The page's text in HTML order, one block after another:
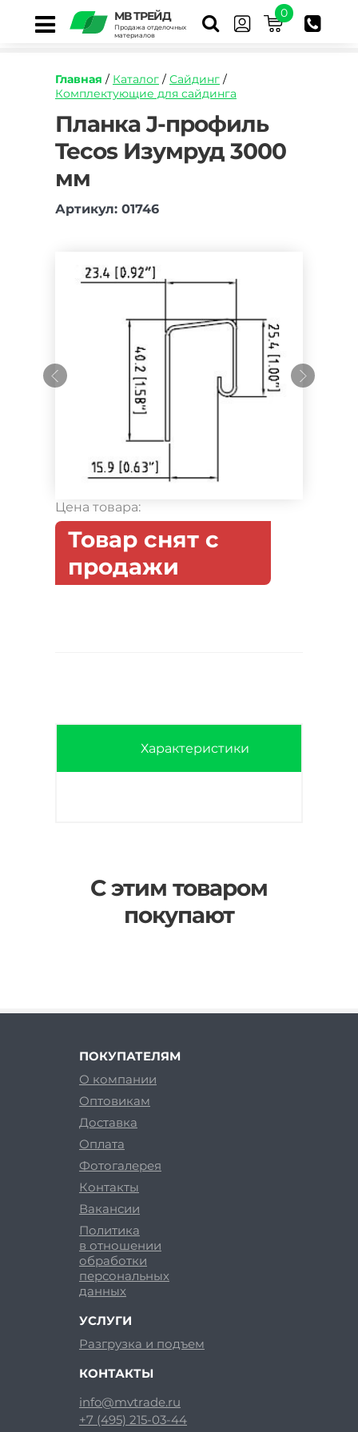
МВ ТРЕЙД
Продажа отделочных
материалов
0
Главная / Каталог / Сайдинг /
Комплектующие для сайдинга
https://mvtrade.ru/images/id/normal/planka-
j-
profil-
tecos-
izumrud-
mm.jpg
Планка J-профиль
Tecos Изумруд 3000
мм
Артикул: 01746
Цена товара:
Товар снят с
продажи
Характеристики
С этим товаром
покупают
ПОКУПАТЕЛЯМ
О компании
Оптовикам
Доставка
Оплата
Фотогалерея
Контакты
Вакансии
Политика
в отношении
обработки
персональных
данных
УСЛУГИ
Разгрузка и подъем
КОНТАКТЫ
info@mvtrade.ru
+7 (495) 215-03-44